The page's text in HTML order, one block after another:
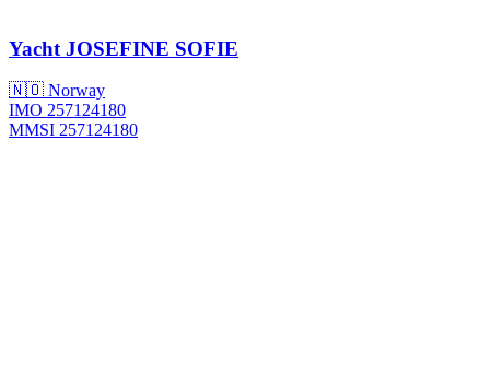
Yacht JOSEFINE SOFIE
🇳🇴 Norway
IMO 257124180
MMSI 257124180